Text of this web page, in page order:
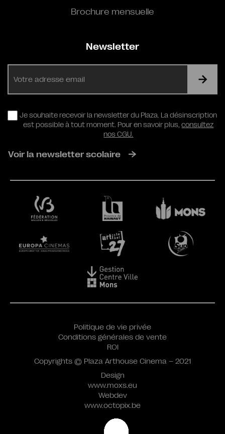
Brochure mensuelle
Newsletter
RGPD
Je souhaite recevoir la newsletter du Plaza. La désinscription
est possible à tout moment. Pour en savoir plus,consultez
nos CGU.
Voir la newsletter scolaire
Design
www.moxs.eu
Webdev
www.octopix.be
Politique de vie privée
Conditions générales de vente
ROI
Copyrights © Plaza Arthouse Cinema – 2021